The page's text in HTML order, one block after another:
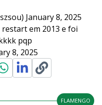
January 8, 2025
em 2013 e foi
pqp
8, 2025
FLAMENGO